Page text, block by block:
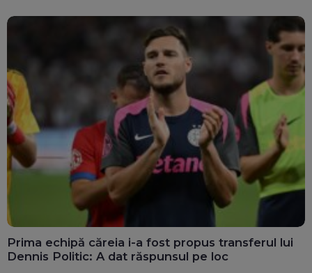
Prima echipă căreia i-a fost propus transferul lui
Dennis Politic: A dat răspunsul pe loc